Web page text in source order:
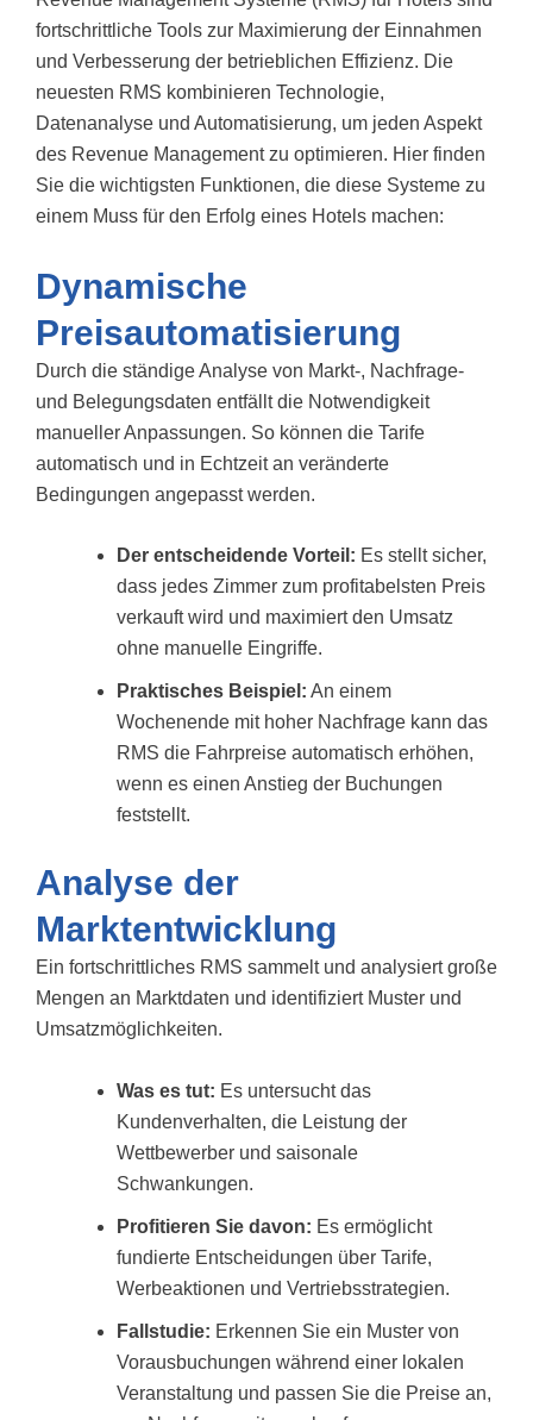
fortschrittliche Tools zur Maximierung der Einnahmen
und Verbesserung der betrieblichen Effizienz. Die
neuesten RMS kombinieren Technologie,
Datenanalyse und Automatisierung, um jeden Aspekt
des Revenue Management zu optimieren. Hier finden
Sie die wichtigsten Funktionen, die diese Systeme zu
einem Muss für den Erfolg eines Hotels machen:
Dynamische
Preisautomatisierung
Durch die ständige Analyse von Markt-, Nachfrage-
und Belegungsdaten entfällt die Notwendigkeit
manueller Anpassungen. So können die Tarife
automatisch und in Echtzeit an veränderte
Bedingungen angepasst werden.
Der entscheidende Vorteil: Es stellt sicher,
dass jedes Zimmer zum profitabelsten Preis
verkauft wird und maximiert den Umsatz
ohne manuelle Eingriffe.
Praktisches Beispiel: An einem
Wochenende mit hoher Nachfrage kann das
RMS die Fahrpreise automatisch erhöhen,
wenn es einen Anstieg der Buchungen
feststellt.
Analyse der
Marktentwicklung
Ein fortschrittliches RMS sammelt und analysiert große
Mengen an Marktdaten und identifiziert Muster und
Umsatzmöglichkeiten.
Was es tut: Es untersucht das
Kundenverhalten, die Leistung der
Wettbewerber und saisonale
Schwankungen.
Profitieren Sie davon: Es ermöglicht
fundierte Entscheidungen über Tarife,
Werbeaktionen und Vertriebsstrategien.
Fallstudie: Erkennen Sie ein Muster von
Vorausbuchungen während einer lokalen
Veranstaltung und passen Sie die Preise an,